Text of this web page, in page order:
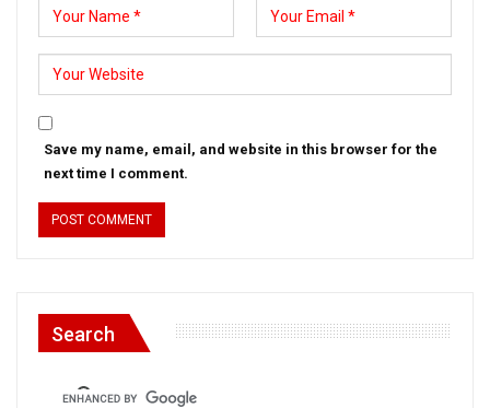
Save my name, email, and website in this browser for the
next time I comment.
Search